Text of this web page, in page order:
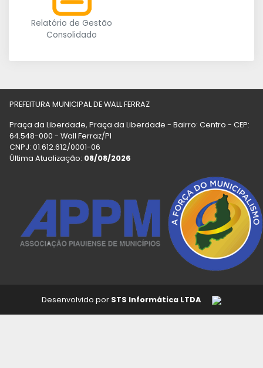
Relatório de Gestão
Consolidado
PREFEITURA MUNICIPAL DE WALL FERRAZ
Praça da Liberdade, Praça da Liberdade - Bairro: Centro - CEP:
64.548-000 - Wall Ferraz/PI
CNPJ: 01.612.612/0001-06
Última Atualização: 08/08/2026
Desenvolvido por STS Informática LTDA